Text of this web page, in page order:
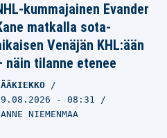
kummajainen Evander
matkalla sota-
Venäjän KHL:ään
näin tilanne etenee
- 08:31
NIEMENMAA